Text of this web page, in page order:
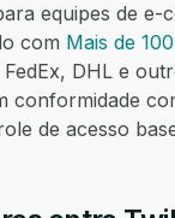
equipes de
com Mais de
DHL e
conformidade
de acesso